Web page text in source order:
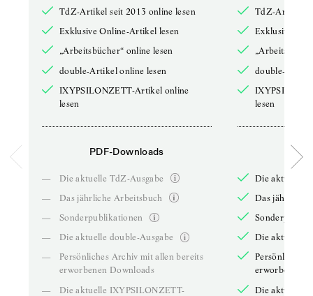
TdZ-Artikel seit 2013 online lesen
Exklusive Online-Artikel lesen
„Arbeitsbücher“ online lesen
double-Artikel online lesen
IXYPSILONZETT-Artikel online
lesen
PDF-Downloads
—
Die aktuelle TdZ-Ausgabe
—
Das jährliche Arbeitsbuch
—
Sonderpublikationen
—
Die aktuelle double-Ausgabe
—
Persönliches Archiv mit allen bereits
erworbenen Downloads
—
Die aktuelle IXYPSILONZETT-
TdZ-Artikel
Exklusive
double-
lesen
Die aktuelle
Das jährliche
Die aktuelle
Persönliches
erworbenen
Die aktuelle